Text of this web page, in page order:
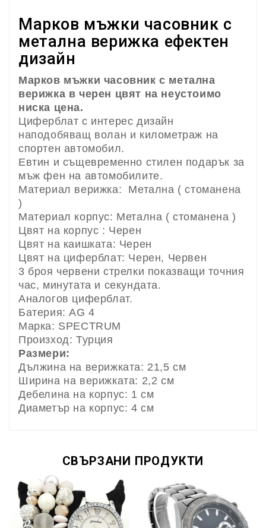
Марков мъжки часовник с
метална верижка ефектен
дизайн
Марков мъжки часовник с метална
верижка в черен цвят на неустоимо
ниска цена.
Циферблат с интерес дизайн
наподобяващ волан и километраж на
спортен автомобил.
Евтин и същевременно стилен подарък за
мъж фен на автомобилите.
Материал верижка: Метална ( стоманена
)
Материал корпус: Метална ( стоманена )
Цвят на корпус : Черен
Цвят на каишката: Черен
Цвят на циферблат: Черен, Червен
3 броя червени стрелки показващи точния
час, минутата и секундата.
Аналогов циферблат.
Батерия: AG 4
Марка: SPECTRUM
Произход: Турция
Размери:
Дължина на верижката: 21,5 см
Ширина на верижката: 2,2 см
Дебелина на корпус: 1 см
Диаметър на корпус: 4 см
СВЪРЗАНИ ПРОДУКТИ